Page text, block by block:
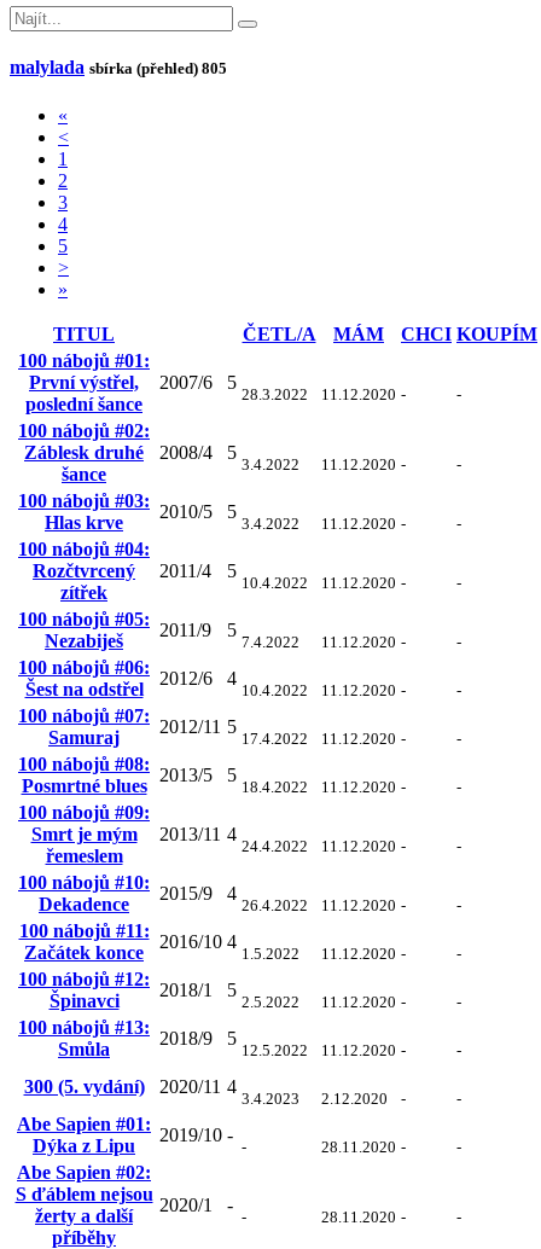
malylada sbírka (přehled) 805
«
<
1
2
3
4
5
>
»
TITUL ČETL/A MÁM CHCI KOUPÍM
100 nábojů #01:
První výstřel,
poslední šance
2007/6 5
28.3.2022 11.12.2020 - -
100 nábojů #02:
Záblesk druhé
šance
2008/4 5
3.4.2022 11.12.2020 - -
100 nábojů #03:
Hlas krve
2010/5 5
3.4.2022 11.12.2020 - -
100 nábojů #04:
Rozčtvrcený
zítřek
2011/4 5
10.4.2022 11.12.2020 - -
100 nábojů #05:
Nezabiješ
2011/9 5
7.4.2022 11.12.2020 - -
100 nábojů #06:
Šest na odstřel
2012/6 4
10.4.2022 11.12.2020 - -
100 nábojů #07:
Samuraj
2012/11 5
17.4.2022 11.12.2020 - -
100 nábojů #08:
Posmrtné blues
2013/5 5
18.4.2022 11.12.2020 - -
100 nábojů #09:
Smrt je mým
řemeslem
2013/11 4
24.4.2022 11.12.2020 - -
100 nábojů #10:
Dekadence
2015/9 4
26.4.2022 11.12.2020 - -
100 nábojů #11:
Začátek konce
2016/10 4
1.5.2022 11.12.2020 - -
100 nábojů #12:
Špinavci
2018/1 5
2.5.2022 11.12.2020 - -
100 nábojů #13:
Smůla
2018/9 5
12.5.2022 11.12.2020 - -
300 (5. vydání) 2020/11 4
3.4.2023 2.12.2020 - -
Abe Sapien #01:
Dýka z Lipu
2019/10 -
- 28.11.2020 - -
Abe Sapien #02:
S ďáblem nejsou
žerty a další
příběhy
2020/1 -
- 28.11.2020 - -